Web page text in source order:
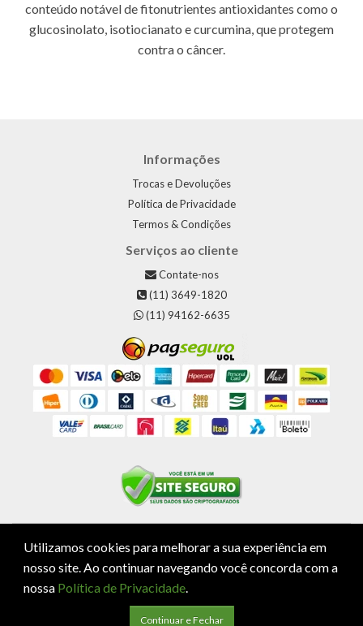
conteúdo notável de fitonutrientes antioxidantes como o
glucosinolato, isotiocianato e curcumina, que protegem
contra o câncer.
Informações
Trocas e Devoluções
Política de Privacidade
Termos & Condições
Serviços ao cliente
Contate-nos
(11) 3649-1820
(11) 94162-6635
Pro Ativa Alimentos Ltda - CNPJ: 09.233.513/0001-17
R. Hassib Mofarrej, 602 - Vila Leopoldina - São Paulo / SP - CEP 05312-000 - (11) 3649-1820
Pró Ativa Alimentos © 2026
Utilizamos cookies para melhorar a sua experiência em
nosso site.Ao continuar navegando você concorda com a
nossa Política de Privacidade.
Continuar e Fechar